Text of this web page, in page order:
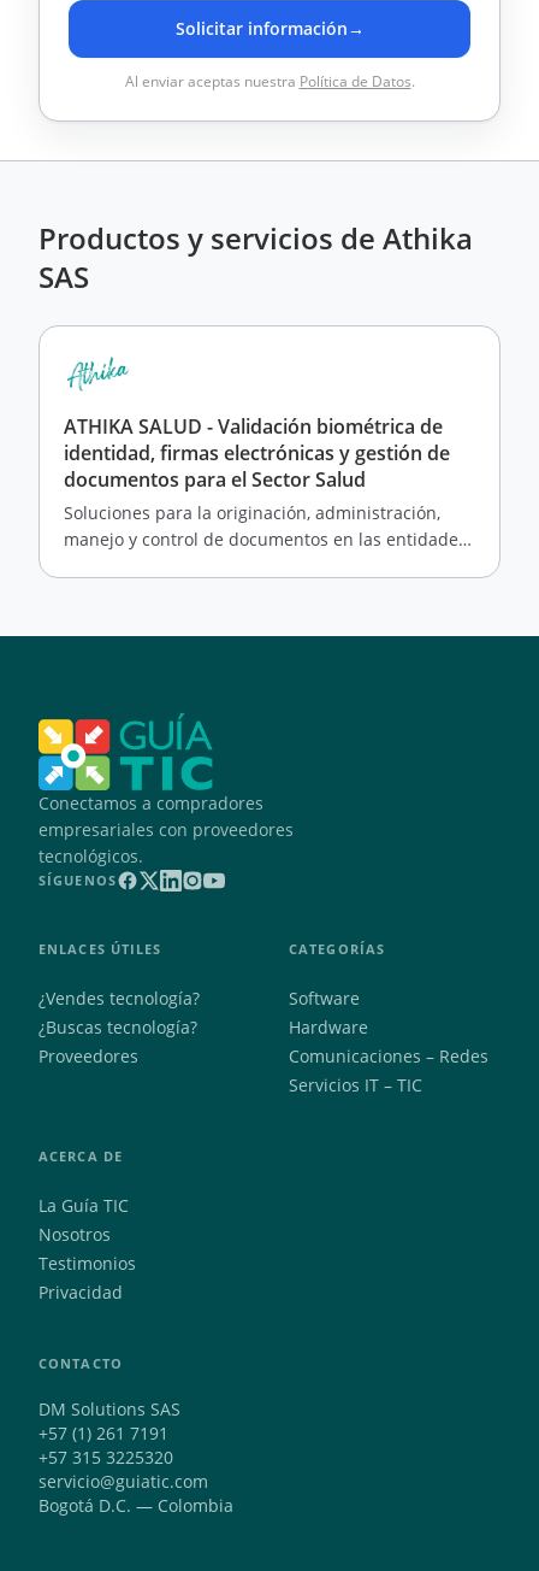
Solicitar información→
Al enviar aceptas nuestra Política de Datos.
Productos y servicios de Athika
SAS
ATHIKA SALUD - Validación biométrica de
identidad, firmas electrónicas y gestión de
documentos para el Sector Salud
Soluciones para la originación, administración,
manejo y control de documentos en las entidades
Conectamos a compradores
empresariales con proveedores
tecnológicos.
SÍGUENOS
ENLACES ÚTILES
¿Vendes tecnología?
¿Buscas tecnología?
Proveedores
CATEGORÍAS
Software
Hardware
Comunicaciones – Redes
Servicios IT – TIC
ACERCA DE
La Guía TIC
Nosotros
Testimonios
Privacidad
CONTACTO
DM Solutions SAS
+57 (1) 261 7191
+57 315 3225320
servicio@guiatic.com
Bogotá D.C. — Colombia